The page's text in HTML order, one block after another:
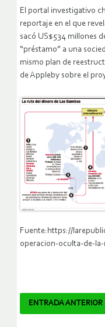
El portal investigativo
reportaje en el que
sacó US$534 millones
“préstamo” a una
mismo plan de
de Appleby sobre el
Fuente:https://
operacion-oculta-de-
Navegador
ENTRADA ANTERIOR